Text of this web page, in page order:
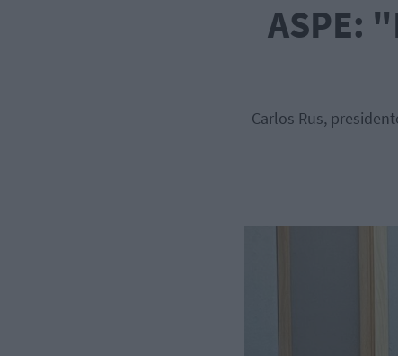
ASPE:
Carlos Rus,